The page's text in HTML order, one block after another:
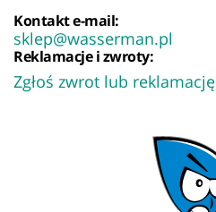
Kontakt e-mail:
sklep@wasserman.pl
Reklamacje i zwroty:
Zgłoś zwrot lub reklamację